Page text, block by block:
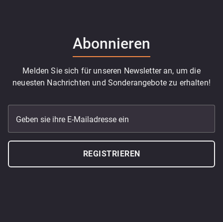
Abonnieren
Melden Sie sich für unseren Newsletter an, um die
neuesten Nachrichten und Sonderangebote zu erhalten!
Geben sie ihre E-Mailadresse ein
REGISTRIEREN